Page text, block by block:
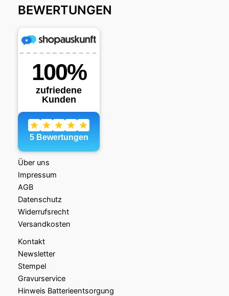
BEWERTUNGEN
Über uns
Impressum
AGB
Datenschutz
Widerrufsrecht
Versandkosten
Kontakt
Newsletter
Stempel
Gravurservice
Hinweis Batterieentsorgung